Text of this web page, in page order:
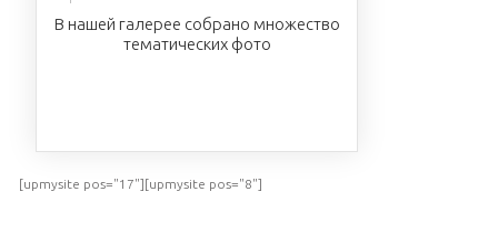
В нашей галерее собрано множество
тематических фото
[upmysite pos="17"][upmysite pos="8"]